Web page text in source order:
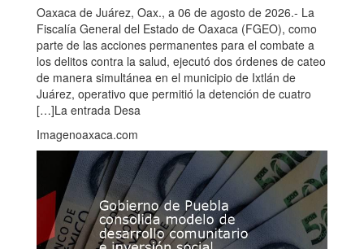
Oaxaca de Juárez, Oax., a 06 de agosto de 2026.- La
Fiscalía General del Estado de Oaxaca (FGEO), como
parte de las acciones permanentes para el combate a
los delitos contra la salud, ejecutó dos órdenes de cateo
de manera simultánea en el municipio de Ixtlán de
Juárez, operativo que permitió la detención de cuatro
[…]La entrada Desa
Imagenoaxaca.com